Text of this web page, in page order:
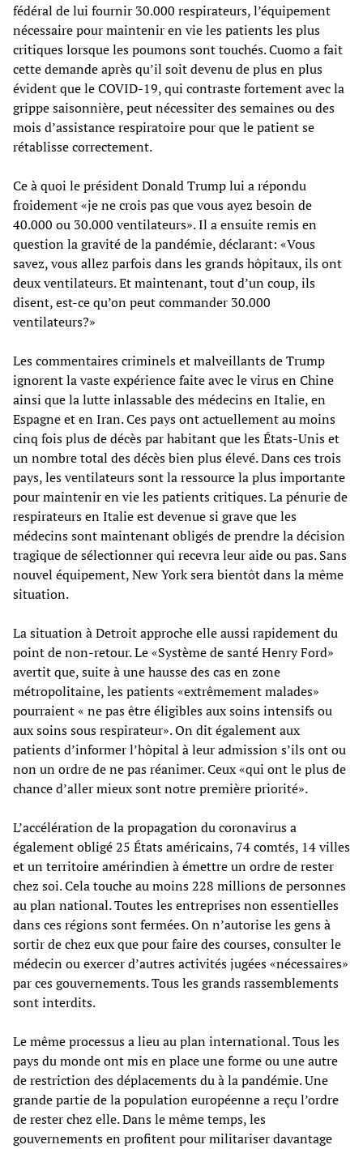
fédéral de lui fournir 30.000 respirateurs, l’équipement
nécessaire pour maintenir en vie les patients les plus
critiques lorsque les poumons sont touchés. Cuomo a fait
cette demande après qu’il soit devenu de plus en plus
évident que le COVID-19, qui contraste fortement avec la
grippe saisonnière, peut nécessiter des semaines ou des
mois d’assistance respiratoire pour que le patient se
rétablisse correctement.
Ce à quoi le président Donald Trump lui a répondu
froidement «je ne crois pas que vous ayez besoin de
40.000 ou 30.000 ventilateurs». Il a ensuite remis en
question la gravité de la pandémie, déclarant: «Vous
savez, vous allez parfois dans les grands hôpitaux, ils ont
deux ventilateurs. Et maintenant, tout d’un coup, ils
disent, est-ce qu’on peut commander 30.000
ventilateurs?»
Les commentaires criminels et malveillants de Trump
ignorent la vaste expérience faite avec le virus en Chine
ainsi que la lutte inlassable des médecins en Italie, en
Espagne et en Iran. Ces pays ont actuellement au moins
cinq fois plus de décès par habitant que les États-Unis et
un nombre total des décès bien plus élevé. Dans ces trois
pays, les ventilateurs sont la ressource la plus importante
pour maintenir en vie les patients critiques. La pénurie de
respirateurs en Italie est devenue si grave que les
médecins sont maintenant obligés de prendre la décision
tragique de sélectionner qui recevra leur aide ou pas. Sans
nouvel équipement, New York sera bientôt dans la même
situation.
La situation à Detroit approche elle aussi rapidement du
point de non-retour. Le «Système de santé Henry Ford»
avertit que, suite à une hausse des cas en zone
métropolitaine, les patients «extrêmement malades»
pourraient « ne pas être éligibles aux soins intensifs ou
aux soins sous respirateur». On dit également aux
patients d’informer l’hôpital à leur admission s’ils ont ou
non un ordre de ne pas réanimer. Ceux «qui ont le plus de
chance d’aller mieux sont notre première priorité».
L’accélération de la propagation du coronavirus a
également obligé 25 États américains, 74 comtés, 14 villes
et un territoire amérindien à émettre un ordre de rester
chez soi. Cela touche au moins 228 millions de personnes
au plan national. Toutes les entreprises non essentielles
dans ces régions sont fermées. On n’autorise les gens à
sortir de chez eux que pour faire des courses, consulter le
médecin ou exercer d’autres activités jugées «nécessaires»
par ces gouvernements. Tous les grands rassemblements
sont interdits.
Le même processus a lieu au plan international. Tous les
pays du monde ont mis en place une forme ou une autre
de restriction des déplacements du à la pandémie. Une
grande partie de la population européenne a reçu l’ordre
de rester chez elle. Dans le même temps, les
gouvernements en profitent pour militariser davantage